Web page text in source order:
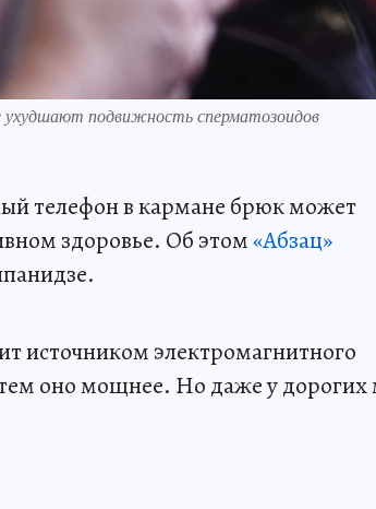
подвижность сперматозоидов
телефон в кармане брюк может
здоровье. Об этом«Абзац»
источником электромагнитного
оно мощнее. Но даже у дорогих